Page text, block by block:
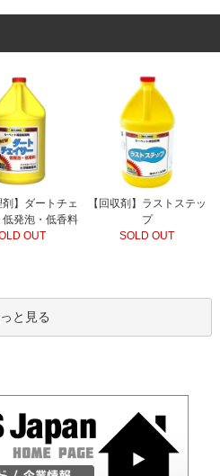
剤】ダートチェ
発泡・低香料
OUT
【回収剤】ラストステッ
プ
SOLD OUT
と見る